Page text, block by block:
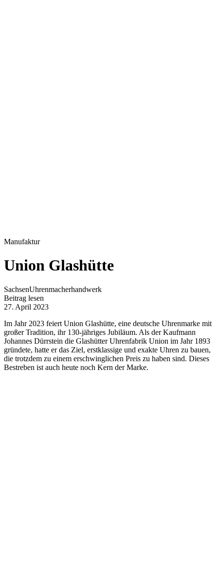
Manufaktur
Union Glashütte
SachsenUhrenmacherhandwerk
Beitrag lesen
27. April 2023
Im Jahr 2023 feiert Union Glashütte, eine deutsche Uhrenmarke mit
großer Tradition, ihr 130-jähriges Jubiläum. Als der Kaufmann
Johannes Dürrstein die Glashütter Uhrenfabrik Union im Jahr 1893
gründete, hatte er das Ziel, erstklassige und exakte Uhren zu bauen,
die trotzdem zu einem erschwinglichen Preis zu haben sind. Dieses
Bestreben ist auch heute noch Kern der Marke.